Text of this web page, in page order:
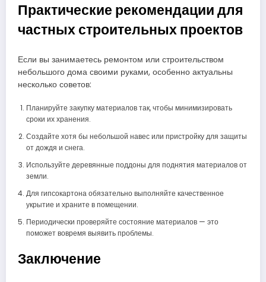
Практические рекомендации для
частных строительных проектов
Если вы занимаетесь ремонтом или строительством
небольшого дома своими руками, особенно актуальны
несколько советов:
Планируйте закупку материалов так, чтобы минимизировать
сроки их хранения.
Создайте хотя бы небольшой навес или пристройку для защиты
от дождя и снега.
Используйте деревянные поддоны для поднятия материалов от
земли.
Для гипсокартона обязательно выполняйте качественное
укрытие и храните в помещении.
Периодически проверяйте состояние материалов — это
поможет вовремя выявить проблемы.
Заключение